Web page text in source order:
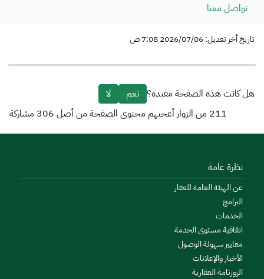
تواصل معنا
تاريخ أخر تعديل: 2026/07/06 7:08 ص
هل كانت هذه الصفحة مفيدة؟ نعم
لا
211 من الزوار أعجبهم محتوى الصفحة من أصل 306 مشاركة
نظرة عامة
عن الهيئة العامة للعقار
البرامج
الخدمات
اتفاقية مستوى الخدمة
معايير سهولة الوصول
الأخبار والإعلانات
الروزنامة العقارية